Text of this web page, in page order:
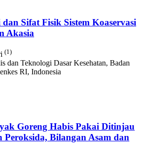
Sifat Fisik Sistem Koaservasi
Akasia
(1)
dan Teknologi Dasar Kesehatan, Badan
RI, Indonesia
Goreng Habis Pakai Ditinjau
Peroksida, Bilangan Asam dan